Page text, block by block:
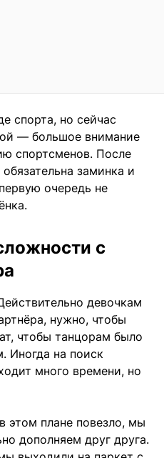
спорта, но сейчас
— большое внимание
спортсменов. После
заминка и
очередь не
с
девочкам
нужно, чтобы
чтобы танцорам было
Иногда на поиск
много времени, но
этом плане повезло, мы
дополняем друг друга.